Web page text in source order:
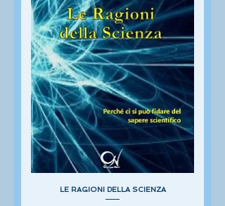
LE RAGIONI DELLA SCIENZA